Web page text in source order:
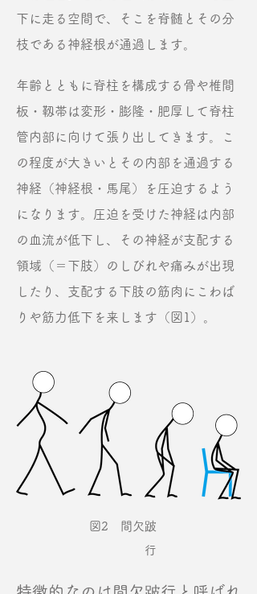
下に走る空間で、そこを脊髄とその分
枝である神経根が通過します。
年齢とともに脊柱を構成する骨や椎間
板・靱帯は変形・膨隆・肥厚して脊柱
管内部に向けて張り出してきます。こ
の程度が大きいとその内部を通過する
神経（神経根・馬尾）を圧迫するよう
になります。圧迫を受けた神経は内部
の血流が低下し、その神経が支配する
領域（＝下肢）のしびれや痛みが出現
したり、支配する下肢の筋肉にこわば
りや筋力低下を来します（図1）。
図2 間欠跛
行